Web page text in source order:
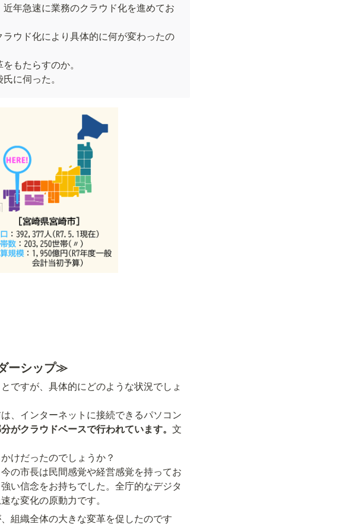
年急速に業務のクラウド化を進めてお
ウド化により具体的に何が変わったの
もたらすのか。
に伺った。
ーシップ≫
ですが、具体的にどのような状況でしょ
、インターネットに接続できるパソコン
がクラウドベースで行われています。 文
今の市長は民間感覚や経営感覚を持ってお
い信念をお持ちでした。全庁的なデジタ
な変化の原動力です。
組織全体の大きな変革を促したのです